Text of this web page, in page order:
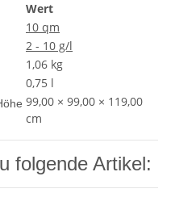
Wert
10 qm
2 - 10 g/l
1,06 kg
0,75 l
99,00 × 99,00 × 119,00
cm
folgende Artikel: